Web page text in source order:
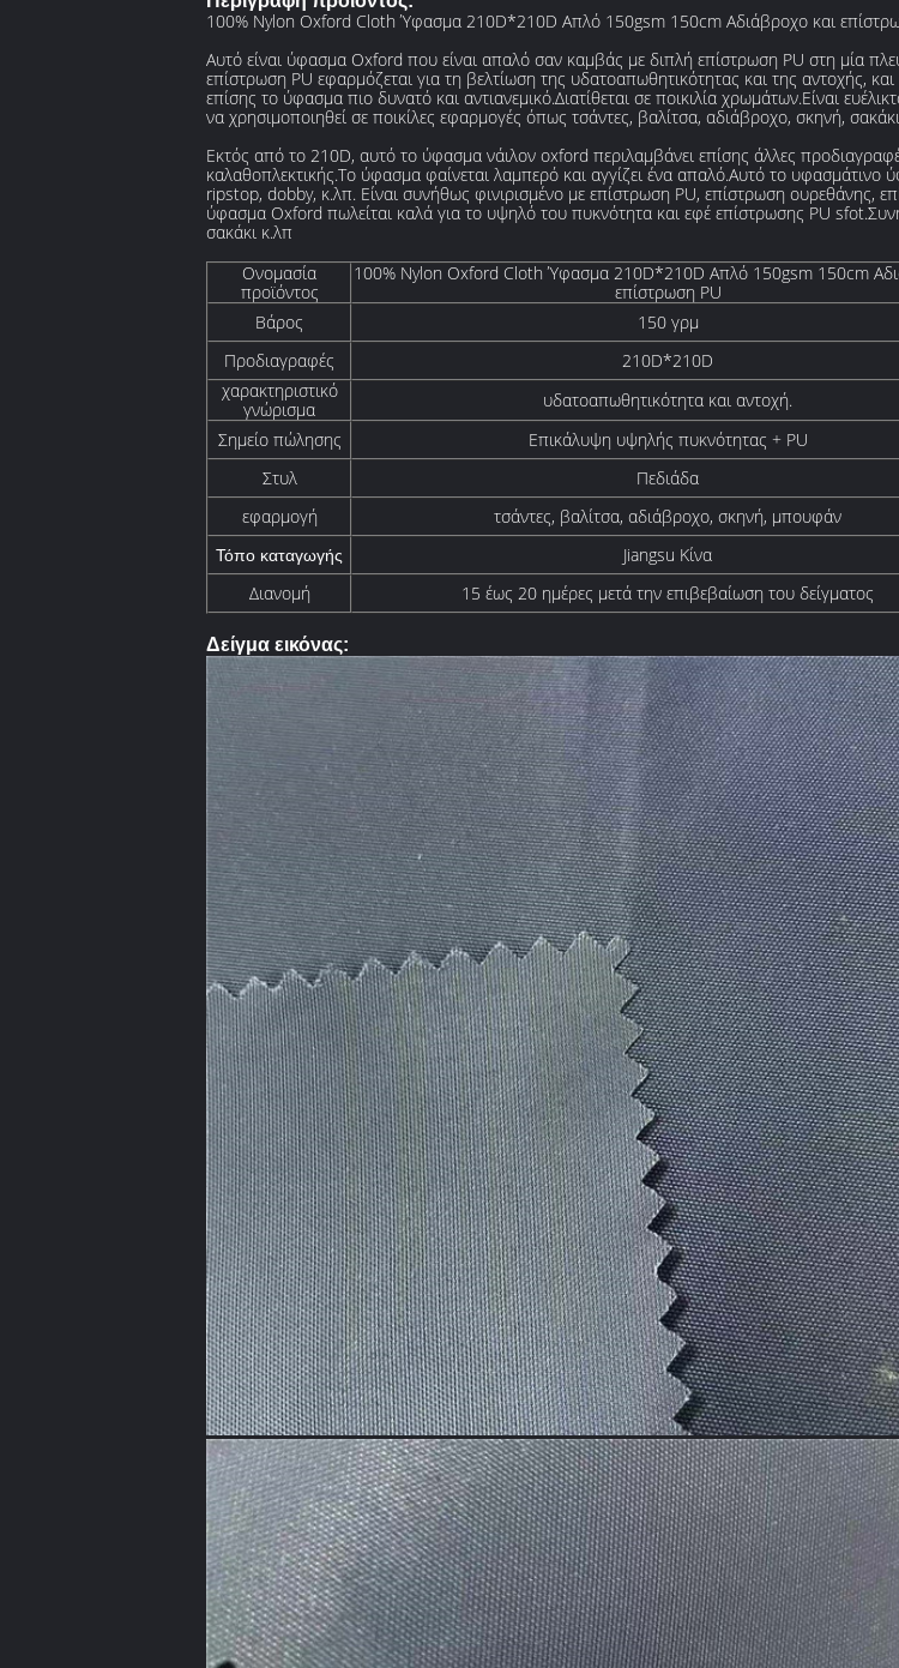
100% Nylon Oxford Cloth Ύφασμα 210D*210D Απλό 150gsm 150cm Αδιάβροχο και
Αυτό είναι ύφασμα Oxford που είναι απαλό σαν καμβάς με διπλή επίστρωση PU στη μία
επίστρωση PU εφαρμόζεται για τη βελτίωση της υδατοαπωθητικότητας και της αντοχής,
επίσης το ύφασμα πιο δυνατό και αντιανεμικό.Διατίθεται σε ποικιλία χρωμάτων.Είναι
να χρησιμοποιηθεί σε ποικίλες εφαρμογές όπως τσάντες, βαλίτσα, αδιάβροχο, σκηνή,
Εκτός από το 210D, αυτό το ύφασμα νάιλον oxford περιλαμβάνει επίσης άλλες
καλαθοπλεκτικής.Το ύφασμα φαίνεται λαμπερό και αγγίζει ένα απαλό.Αυτό το
ripstop, dobby, κ.λπ. Είναι συνήθως φινιρισμένο με επίστρωση PU, επίστρωση ουρεθάνης,
ύφασμα Oxford πωλείται καλά για το υψηλό του πυκνότητα και εφέ επίστρωσης PU
σακάκι κ.λπ
Ονομασία
προϊόντος
100% Nylon Oxford Cloth Ύφασμα 210D*210D Απλό 150gsm 150cm
επίστρωση PU
Βάρος
150 γρμ
Προδιαγραφές
210D*210D
χαρακτηριστικό
γνώρισμα
υδατοαπωθητικότητα και αντοχή.
Σημείο πώλησης
Επικάλυψη υψηλής πυκνότητας + PU
Στυλ
Πεδιάδα
εφαρμογή
τσάντες, βαλίτσα, αδιάβροχο, σκηνή, μπουφάν
Τόπο καταγωγής
Jiangsu Κίνα
Διανομή
15 έως 20 ημέρες μετά την επιβεβαίωση του δείγματος
Δείγμα εικόνας: